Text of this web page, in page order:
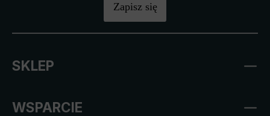
Zapisz się
SKLEP
WSPARCIE